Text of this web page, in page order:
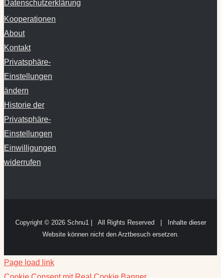
Kooperationen
About
Kontakt
Privatsphäre-
Einstellungen
ändern
Historie der
Privatsphäre-
Einstellungen
Einwilligungen
widerrufen
Website können nicht den Arztbesuch ersetzen.
Cookie Consent mit Real Cookie Banner